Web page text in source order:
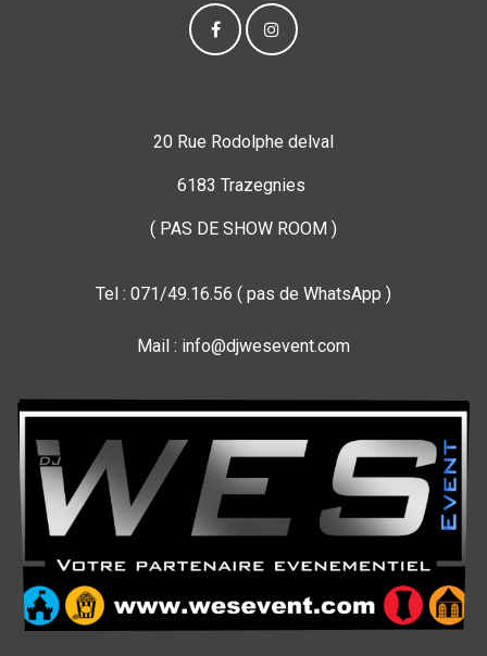
20 Rue Rodolphe delval
6183 Trazegnies
( PAS DE SHOW ROOM )
Tel : 071/49.16.56 ( pas de WhatsApp )
Mail : info@djwesevent.com